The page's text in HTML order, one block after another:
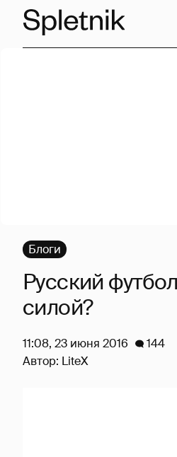
Блоги
Русский
силой?
11:08, 23 июня 2016
144
Автор: LiteX